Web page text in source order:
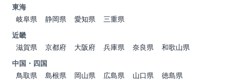
東海
岐阜県
静岡県 愛知県
三重県
近畿
滋賀県
京都府 大阪府 兵庫県 奈良県
和歌山県
中国・四国
鳥取県
島根県 岡山県 広島県 山口県
徳島県